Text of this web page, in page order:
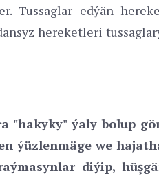
Tussaglar edýän
hereketleri
"hakyky" ýaly bolup
ýüzlenmäge we
diýip,